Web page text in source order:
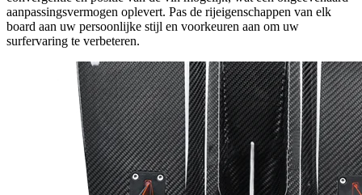
aanpassingsvermogen oplevert. Pas de rijeigenschappen van elk
board aan uw persoonlijke stijl en voorkeuren aan om uw
surfervaring te verbeteren.